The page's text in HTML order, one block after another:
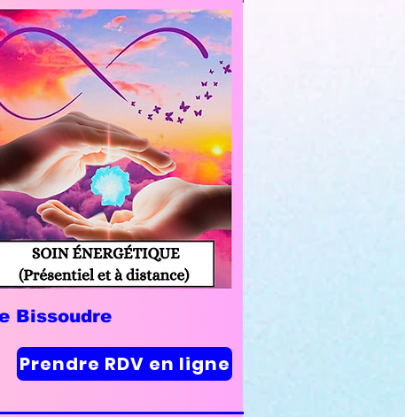
Prendre RDV en ligne
Bissoudre